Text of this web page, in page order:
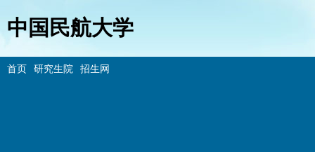
中国民航大学
首页 研究生院 招生网